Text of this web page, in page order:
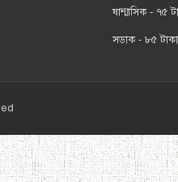
ষান্মাসিক - ৭৫
সডাক - ৮৫ টাকা